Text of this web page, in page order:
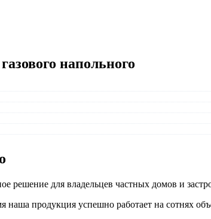
напольного
решение для владельцев частных домов и
наша продукция успешно работает на сотнях